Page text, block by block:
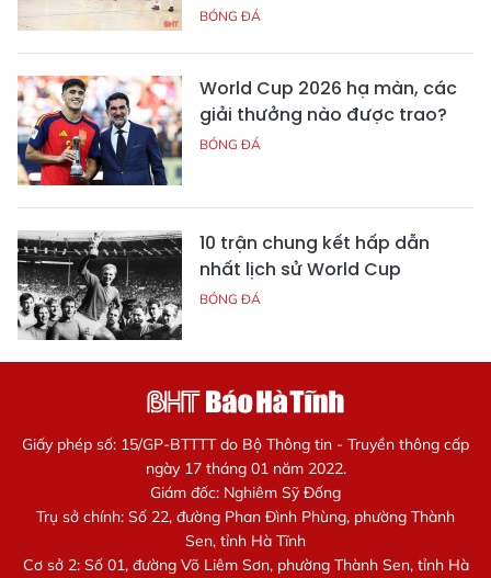
BÓNG ĐÁ
World Cup 2026 hạ màn, các
giải thưởng nào được trao?
BÓNG ĐÁ
10 trận chung kết hấp dẫn
nhất lịch sử World Cup
BÓNG ĐÁ
Giấy phép số: 15/GP-BTTTT do Bộ Thông tin - Truyền thông cấp
ngày 17 tháng 01 năm 2022.
Giám đốc: Nghiêm Sỹ Đống
Trụ sở chính: Số 22, đường Phan Đình Phùng, phường Thành
Sen, tỉnh Hà Tĩnh
Cơ sở 2: Số 01, đường Võ Liêm Sơn, phường Thành Sen, tỉnh Hà